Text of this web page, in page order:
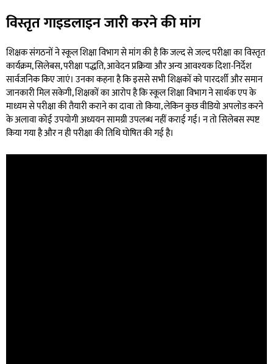
विस्तृत गाइडलाइन जारी करने की मांग
शिक्षक संगठनों ने स्कूल शिक्षा विभाग से मांग की है कि जल्द से जल्द परीक्षा का विस्तृत
कार्यक्रम, सिलेबस, परीक्षा पद्धति, आवेदन प्रक्रिया और अन्य आवश्यक दिशा-निर्देश
सार्वजनिक किए जाएं। उनका कहना है कि इससे सभी शिक्षकों को पारदर्शी और समान
जानकारी मिल सकेगी, शिक्षकों का आरोप है कि स्कूल शिक्षा विभाग ने सार्थक एप के
माध्यम से परीक्षा की तैयारी कराने का दावा तो किया, लेकिन कुछ वीडियो अपलोड करने
के अलावा कोई उपयोगी अध्ययन सामग्री उपलब्ध नहीं कराई गई। न तो सिलेबस स्पष्ट
किया गया है और न ही परीक्षा की तिथि घोषित की गई है।